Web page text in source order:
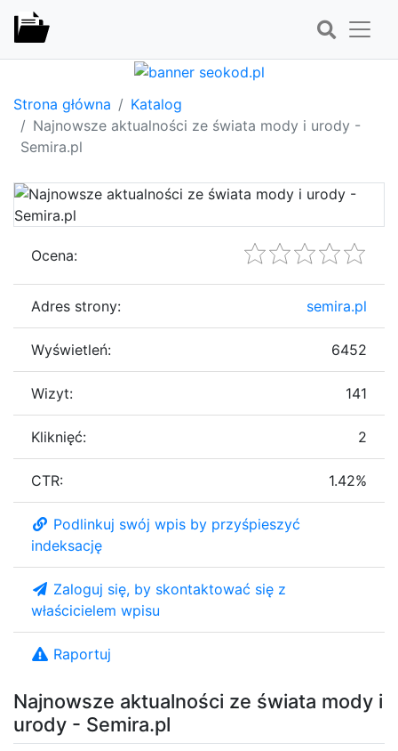
Strona główna
Katalog
Najnowsze aktualności ze świata mody i urody -
Semira.pl
Najnowsze aktualności ze świata mody i
urody - Semira.pl
Ocena:
Adres strony: semira.pl
Wyświetleń: 6452
Wizyt: 141
Kliknięć: 2
CTR: 1.42%
Podlinkuj swój wpis by przyśpieszyć
indeksację
Zaloguj się, by skontaktować się z
właścicielem wpisu
Raportuj